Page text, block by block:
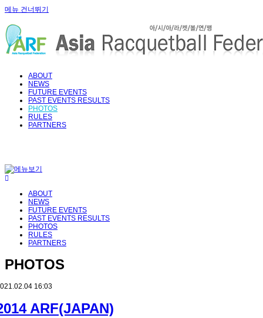
메뉴 건너뛰기
ABOUT
NEWS
FUTURE EVENTS
PAST EVENTS RESULTS
PHOTOS
RULES
PARTNERS
ABOUT
NEWS
FUTURE EVENTS
PAST EVENTS RESULTS
PHOTOS
RULES
PARTNERS
PHOTOS
16:03
ARF(JAPAN)